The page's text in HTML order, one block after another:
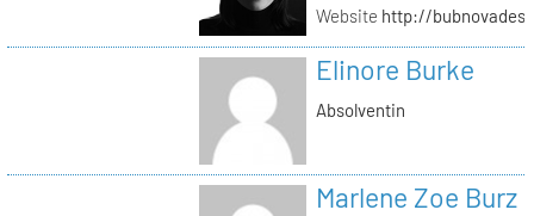
Website http://
Elinore Burke
Absolventin
Marlene Zoe Burz